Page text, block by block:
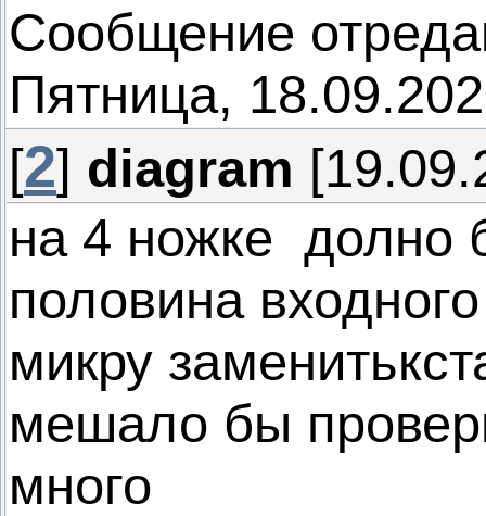
Сообщение
Пятница,
[2] diagram
на 4 ножке долно
половина
микру
мешало бы
много